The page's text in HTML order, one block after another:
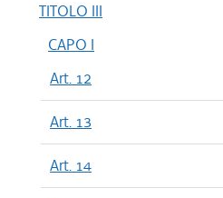
TITOLO III
CAPO I
Art. 12
Art. 13
Art. 14